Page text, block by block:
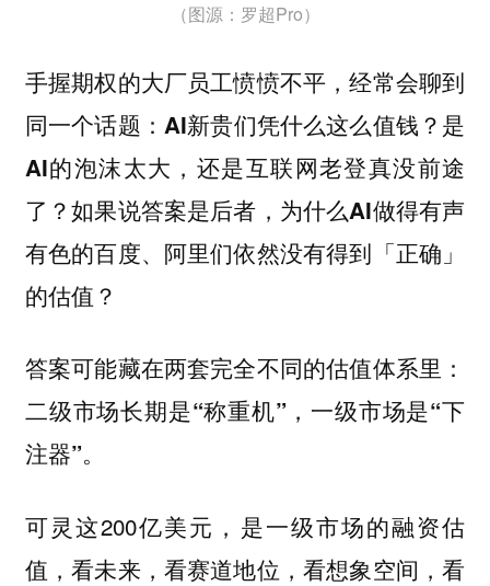
（图源：罗超Pro）
手握期权的大厂员工愤愤不平，经常会聊到
同一个话题： AI新贵们凭什么这么值钱？是
AI的泡沫太大，还是互联网老登真没前途
了？如果说答案是后者，为什么AI做得有声
有色的百度、阿里们依然没有得到「正确」
的估值？
答案可能藏在两套完全不同的估值体系里：
二级市场长期是“称重机”，一级市场是“下
注器”。
可灵这200亿美元，是一级市场的融资估
值，看未来，看赛道地位，看想象空间，看